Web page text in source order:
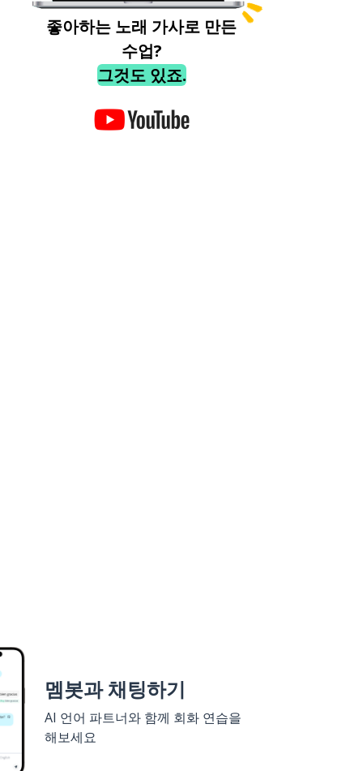
좋아하는 노래 가사로 만든
수업?
그것도 있죠.
멤봇과 채팅하기
AI 언어 파트너와 함께 회화 연습을
해보세요